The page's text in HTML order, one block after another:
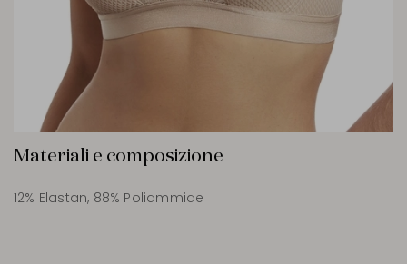
Materiali e composizione
12% Elastan, 88% Poliammide